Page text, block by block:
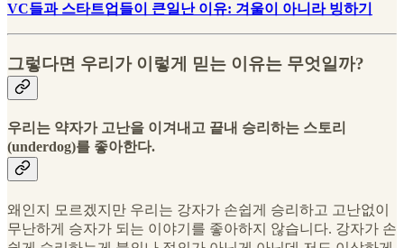
VC들과 스타트업들이 큰일난 이유: 겨울이 아니라 빙하기
그렇다면 우리가 이렇게 믿는 이유는 무엇일까?
우리는 약자가 고난을 이겨내고 끝내 승리하는 스토리
(underdog)를 좋아한다.
왜인지 모르겠지만 우리는 강자가 손쉽게 승리하고 고난없이
무난하게 승자가 되는 이야기를 좋아하지 않습니다. 강자가 손